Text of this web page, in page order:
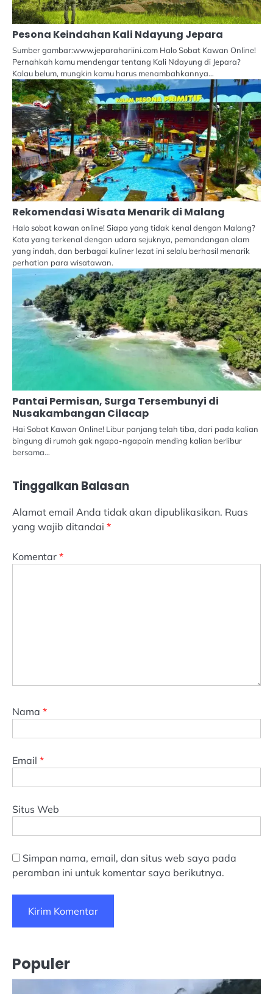
Pesona Keindahan Kali Ndayung Jepara
Sumber gambar:www.jeparahariini.com Halo Sobat Kawan Online!
Pernahkah kamu mendengar tentang Kali Ndayung di Jepara?
Kalau belum, mungkin kamu harus menambahkannya…
Rekomendasi Wisata Menarik di Malang
Halo sobat kawan online! Siapa yang tidak kenal dengan Malang?
Kota yang terkenal dengan udara sejuknya, pemandangan alam
yang indah, dan berbagai kuliner lezat ini selalu berhasil menarik
perhatian para wisatawan.
Pantai Permisan, Surga Tersembunyi di
Nusakambangan Cilacap
Hai Sobat Kawan Online! Libur panjang telah tiba, dari pada kalian
bingung di rumah gak ngapa-ngapain mending kalian berlibur
bersama…
Tinggalkan Balasan
Alamat email Anda tidak akan dipublikasikan. Ruas
yang wajib ditandai *
Komentar *
Nama *
Email *
Situs Web
Simpan nama, email, dan situs web saya pada
peramban ini untuk komentar saya berikutnya.
Populer